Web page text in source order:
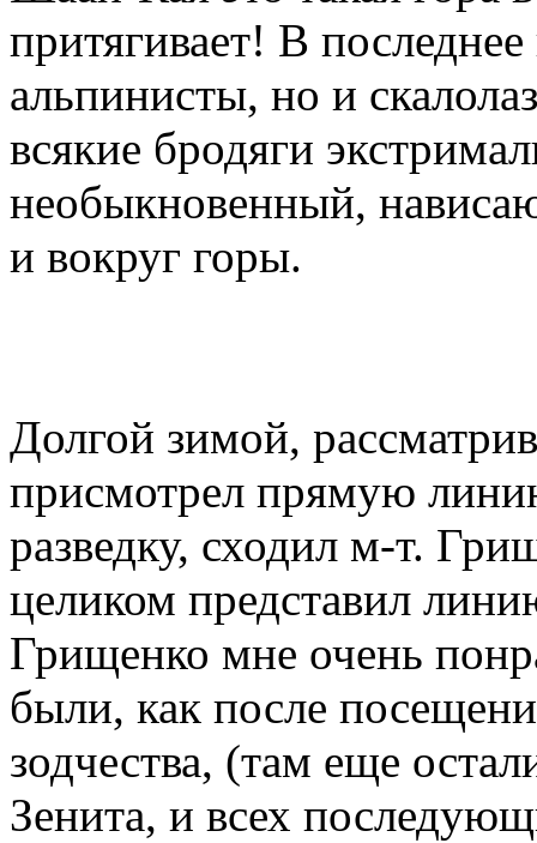
притягивает! В
альпинисты, но и
всякие бродяги
необыкновенный,
и вокруг горы.
Долгой зимой,
присмотрел прямую
разведку, сходил м-т.
целиком представил
Грищенко мне очень
были, как после
зодчества, (там еще
Зенита, и всех